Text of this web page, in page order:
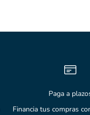
Paga a
Financia tus compras